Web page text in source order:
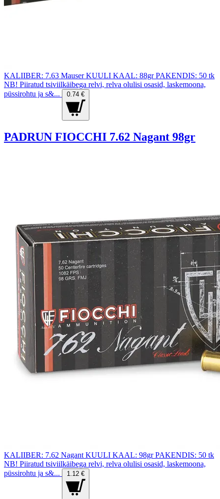
KALIIBER: 7.63 Mauser KUULI KAAL: 88gr PAKENDIS: 50 tk
NB! Piiratud tsiviilkäibega relvi, relva olulisi osasid, laskemoona,
püssirohtu ja s&...
0.74 €
PADRUN FIOCCHI 7.62 Nagant 98gr
KALIIBER: 7.62 Nagant KUULI KAAL: 98gr PAKENDIS: 50 tk
NB! Piiratud tsiviilkäibega relvi, relva olulisi osasid, laskemoona,
püssirohtu ja s&...
1.12 €